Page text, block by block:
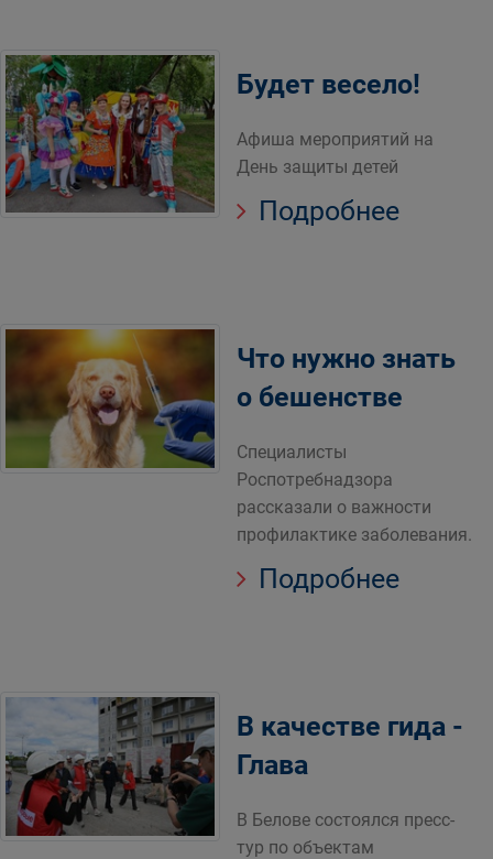
Будет весело!
Афиша мероприятий на
День защиты детей
Подробнее
Что нужно знать
о бешенстве
Специалисты
Роспотребнадзора
рассказали о важности
профилактике заболевания.
Подробнее
В качестве гида -
Глава
В Белове состоялся пресс-
тур по объектам